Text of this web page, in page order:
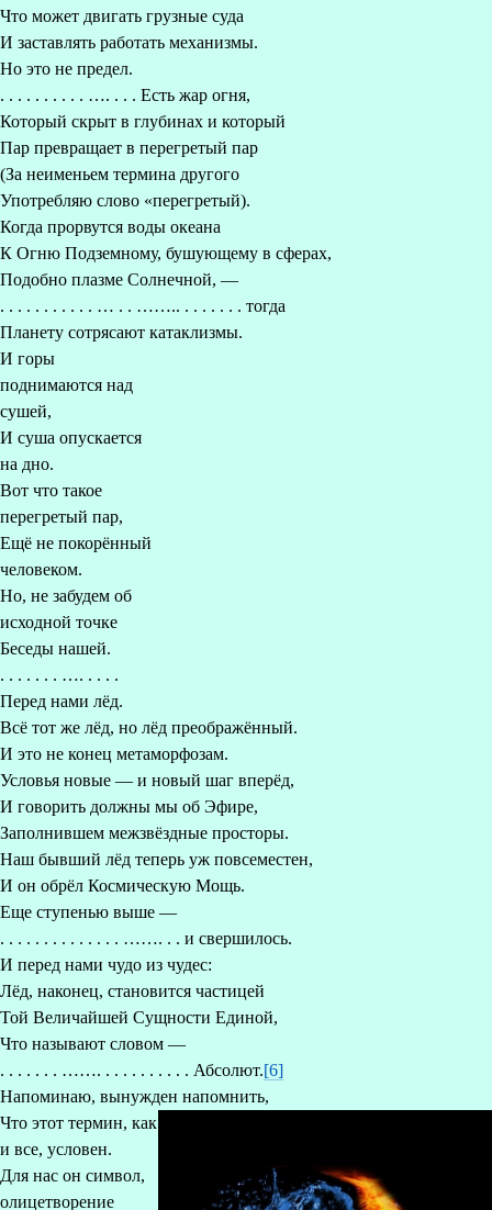
Что может двигать грузные суда
И заставлять работать механизмы.
Но это не предел.
. . . . . . . . . . …. . . . Есть жар огня,
Который скрыт в глубинах и который
Пар превращает в перегретый пар
(За неименьем термина другого
Употребляю слово «перегретый).
Когда прорвутся воды океана
К Огню Подземному, бушующему в сферах,
Подобно плазме Солнечной, —
. . . . . . . . . . . … . . …….. . . . . . . . тогда
Планету сотрясают катаклизмы.
И горы
поднимаются над
сушей,
И суша опускается
на дно.
Вот что такое
перегретый пар,
Ещё не покорённый
человеком.
Но, не забудем об
исходной точке
Беседы нашей.
. . . . . . . …. . . . .
Перед нами лёд.
Всё тот же лёд, но лёд преображённый.
И это не конец метаморфозам.
Условья новые — и новый шаг вперёд,
И говорить должны мы об Эфире,
Заполнившем межзвёздные просторы.
Наш бывший лёд теперь уж повсеместен,
И он обрёл Космическую Мощь.
Еще ступенью выше —
. . . . . . . . . . . . . . ……. . . и свершилось.
И перед нами чудо из чудес:
Лёд, наконец, становится частицей
Той Величайшей Сущности Единой,
Что называют словом —
. . . . . . . ……. . . . . . . . . . . Абсолют.[6]
Напоминаю, вынужден напомнить,
Что этот термин, как
и все, условен.
Для нас он символ,
олицетворение